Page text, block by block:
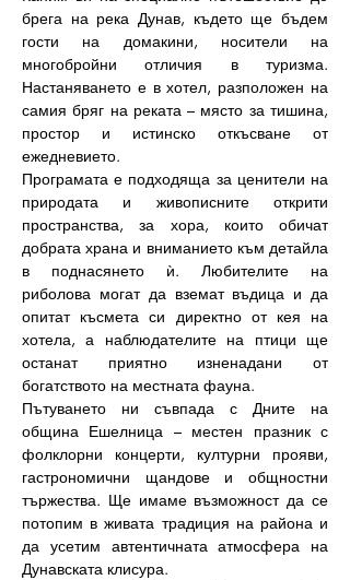
брега на река Дунав, където ще бъдем
гости на домакини, носители на
многобройни отличия в туризма.
Настаняването е в хотел, разположен на
самия бряг на реката – място за тишина,
простор и истинско откъсване от
ежедневието.
Програмата е подходяща за ценители на
природата и живописните открити
пространства, за хора, които обичат
добрата храна и вниманието към детайла
в поднасянето ѝ. Любителите на
риболова могат да вземат въдица и да
опитат късмета си директно от кея на
хотела, а наблюдателите на птици ще
останат приятно изненадани от
богатството на местната фауна.
Пътуването ни съвпада с Дните на
община Ешелница – местен празник с
фолклорни концерти, културни прояви,
гастрономични щандове и общностни
тържества. Ще имаме възможност да се
потопим в живата традиция на района и
да усетим автентичната атмосфера на
Дунавската клисура.